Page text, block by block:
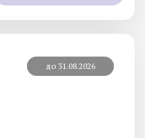
до 31.08.2026